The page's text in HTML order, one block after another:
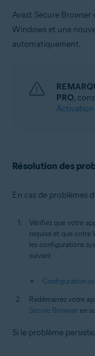
Avast Secure
Windows et une
automatiquement.
PRO,
Activation
Résolution des
En cas de problèmes
Vérifiez que votre
requise et que votre
les configurations
suivant :
Configuration
Redémarrez votre
Secure Browser en
Si le problème